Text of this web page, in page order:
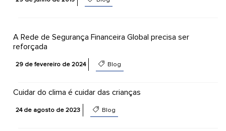
A Rede de Segurança Financeira Global precisa ser
reforçada
29 de fevereiro de 2024 Blog
Cuidar do clima é cuidar das crianças
24 de agosto de 2023 Blog